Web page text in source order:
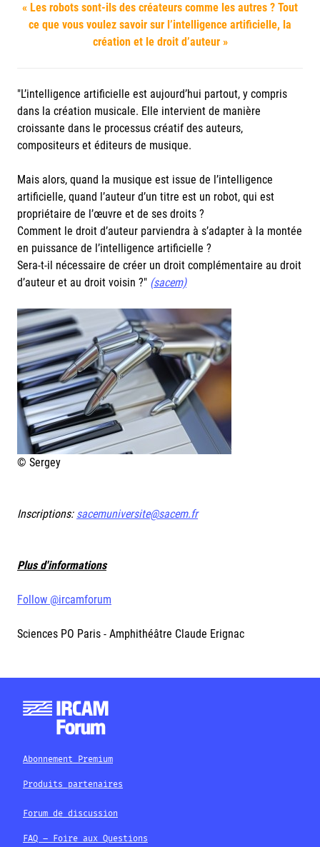
« Les robots sont-ils des créateurs comme les autres ? Tout
ce que vous voulez savoir sur l’intelligence artificielle, la
création et le droit d’auteur »
"L’intelligence artificielle est aujourd’hui partout, y compris
dans la création musicale. Elle intervient de manière
croissante dans le processus créatif des auteurs,
compositeurs et éditeurs de musique.
Mais alors, quand la musique est issue de l’intelligence
artificielle, quand l’auteur d’un titre est un robot, qui est
propriétaire de l’œuvre et de ses droits ?
Comment le droit d’auteur parviendra à s’adapter à la montée
en puissance de l’intelligence artificielle ?
Sera-t-il nécessaire de créer un droit complémentaire au droit
d’auteur et au droit voisin ?" (sacem)
© Sergey
Inscriptions: sacemuniversite@sacem.fr
Plus d'informations
Follow @ircamforum
Sciences PO Paris - Amphithéâtre Claude Erignac
Abonnement Premium
Produits partenaires
Forum de discussion
FAQ – Foire aux Questions